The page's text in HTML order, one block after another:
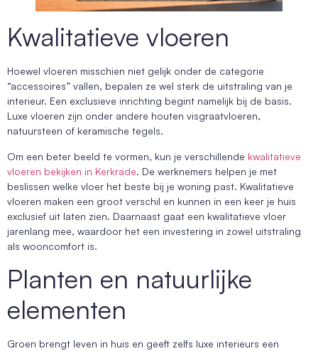
Kwalitatieve vloeren
Hoewel vloeren misschien niet gelijk onder de categorie
“accessoires” vallen, bepalen ze wel sterk de uitstraling van je
interieur. Een exclusieve inrichting begint namelijk bij de basis.
Luxe vloeren zijn onder andere houten visgraatvloeren,
natuursteen of keramische tegels.
Om een beter beeld te vormen, kun je verschillende kwalitatieve
vloeren bekijken in Kerkrade. De werknemers helpen je met
beslissen welke vloer het beste bij je woning past. Kwalitatieve
vloeren maken een groot verschil en kunnen in een keer je huis
exclusief uit laten zien. Daarnaast gaat een kwalitatieve vloer
jarenlang mee, waardoor het een investering in zowel uitstraling
als wooncomfort is.
Planten en natuurlijke
elementen
Groen brengt leven in huis en geeft zelfs luxe interieurs een